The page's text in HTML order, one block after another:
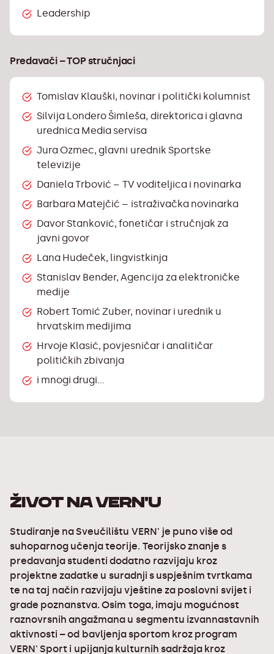
temeljnih elemenata istraživačkog
masovnih medija za nastanak i
funkcioniranje liberalno-demokratskog
društvenog sustava Identificirati temeljne
norme etičkog postupanja u novinarskoj
struci i demonstrirati njihovu primjenu u
koncepata privatnosti i javnog interesa.
Objasniti temeljne koncepte odnosa s
javnošću i primijeniti osnovne tehnike te
struke.
Demonstrirati poznavanje alata za
produkciju i obradu tekstualnih, audio,
vizualnih i audiovizualnih sadržaja te
postupaka za objavu sadržaja na digitalnim
platformama.
Demonstrirati sposobnost timskog rada i
razumijevanja poslovnih procesa u
produkciji medijskih sadržaja.
Leadership
Predavači – TOP stručnjaci
Tomislav Klauški, novinar i politički kolumnist
Silvija Londero Šimleša, direktorica i glavna
urednica Media servisa
Jura Ozmec, glavni urednik Sportske
televizije
Daniela Trbović – TV voditeljica i novinarka
Barbara Matejčić – istraživačka novinarka
Davor Stanković, fonetičar i stručnjak za
javni govor
Lana Hudeček, lingvistkinja
Stanislav Bender, Agencija za elektroničke
medije
Robert Tomić Zuber, novinar i urednik u
hrvatskim medijima
Hrvoje Klasić, povjesničar i analitičar
političkih zbivanja
i mnogi drugi…
ŽIVOT NA VERN'U
Studiranje na Sveučilištu VERN' je puno više od
suhoparnog učenja teorije. Teorijsko znanje s
predavanja studenti dodatno razvijaju kroz
projektne zadatke u suradnji s uspješnim tvrtkama
te na taj način razvijaju vještine za poslovni svijet i
grade poznanstva. Osim toga, imaju mogućnost
raznovrsnih angažmana u segmentu izvannastavnih
aktivnosti – od bavljenja sportom kroz program
VERN' Sport i upijanja kulturnih sadržaja kroz